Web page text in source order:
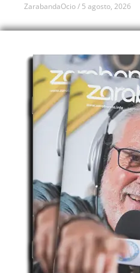
ZarabandaOcio 5 agosto, 2026